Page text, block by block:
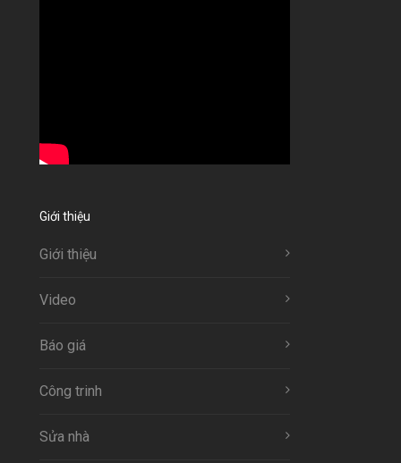
Giới thiệu
Giới thiệu
Video
Báo giá
Công trinh
Sửa nhà